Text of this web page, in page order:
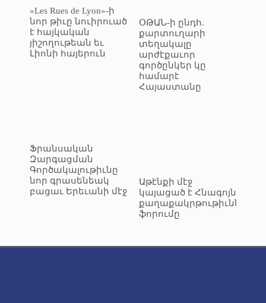
«Les Rues de Lyon»-ի
նոր թիւը նուիրուած
է հայկական
յիշողութեան եւ
Լիոնի հայերուն
Ֆրանսական
Զարգացման
Գործակալութիւնը
նոր գրասենեակ
բացաւ Երեւանի մէջ
ՕԹԱՆ-ի ընդհ.
քարտուղարի
տեղակալը
արժէքաւոր
գործընկեր կը
համարէ
Հայաստանը
Աթէնքի մէջ
կայացած է Հնագոյն
քաղաքակրթութիւններու
ֆորումը